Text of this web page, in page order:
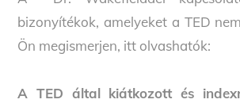
bizonyítékok, amelyeket a TED
Ön megismerjen, itt olvashatók:
A TED által kiátkozott és